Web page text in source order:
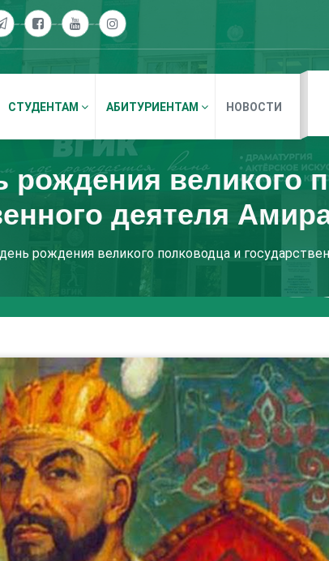
СТУДЕНТАМ АБИТУРИЕНТАМ НОВОСТИ
рождения великого
деятеля
рождения великого полководца и